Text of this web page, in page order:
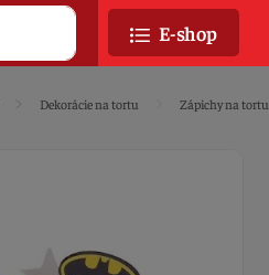
Dekorácie na tortu Zápichy na tortu
E-shop